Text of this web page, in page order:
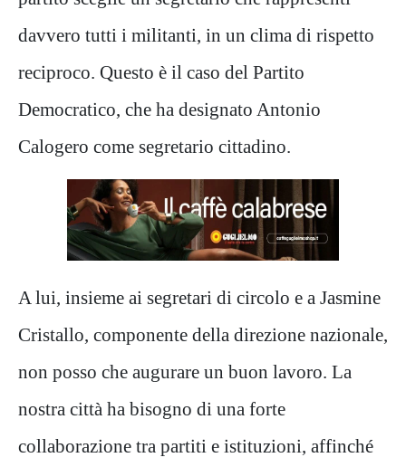
davvero tutti i militanti, in un clima di rispetto
reciproco. Questo è il caso del Partito
Democratico, che ha designato Antonio
Calogero come segretario cittadino.
A lui, insieme ai segretari di circolo e a Jasmine
Cristallo, componente della direzione nazionale,
non posso che augurare un buon lavoro. La
nostra città ha bisogno di una forte
collaborazione tra partiti e istituzioni, affinché